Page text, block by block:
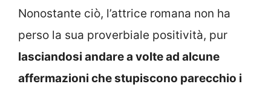
Nonostante ciò, l’attrice romana non ha
perso la sua proverbiale positività, pur
lasciandosi andare a volte ad alcune
affermazioni che stupiscono parecchio i